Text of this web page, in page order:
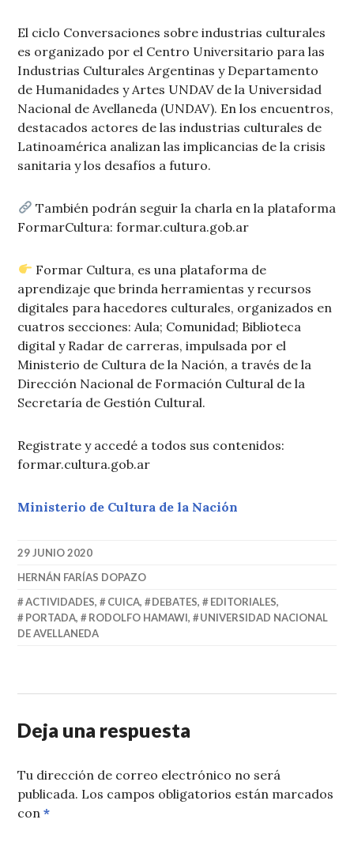
El ciclo Conversaciones sobre industrias culturales
es organizado por el Centro Universitario para las
Industrias Culturales Argentinas y Departamento
de Humanidades y Artes UNDAV de la Universidad
Nacional de Avellaneda (UNDAV). En los encuentros,
destacados actores de las industrias culturales de
Latinoamérica analizan las implicancias de la crisis
sanitaria y los desafíos a futuro.
También podrán seguir la charla en la plataforma
FormarCultura: formar.cultura.gob.ar
Formar Cultura, es una plataforma de
aprendizaje que brinda herramientas y recursos
digitales para hacedores culturales, organizados en
cuatros secciones: Aula; Comunidad; Biblioteca
digital y Radar de carreras, impulsada por el
Ministerio de Cultura de la Nación, a través de la
Dirección Nacional de Formación Cultural de la
Secretaría de Gestión Cultural.
Registrate y accedé a todos sus contenidos:
formar.cultura.gob.ar
Ministerio de Cultura de la Nación
29 JUNIO 2020
HERNÁN FARÍAS DOPAZO
ACTIVIDADES, CUICA, DEBATES, EDITORIALES,
PORTADA, RODOLFO HAMAWI,
UNIVERSIDAD NACIONAL
DE AVELLANEDA
Deja una respuesta
Tu dirección de correo electrónico no será
publicada. Los campos obligatorios están marcados
con*